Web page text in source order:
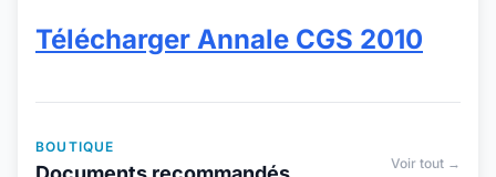
Télécharger Annale CGS 2010
BOUTIQUE
Voir tout →